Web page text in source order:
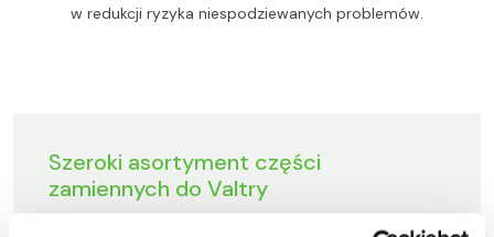
w redukcji ryzyka niespodziewanych problemów.
Szeroki asortyment części
zamiennych do Valtry